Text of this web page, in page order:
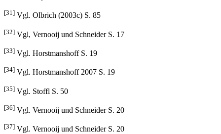
[30] Vernooij und Schneider S. 20
[31] Vgl. Olbrich (2003c) S. 85
[32] Vgl, Vernooij und Schneider S. 17
[33] Vgl. Horstmanshoff S. 19
[34] Vgl. Horstmanshoff 2007 S. 19
[35] Vgl. Stoffl S. 50
[36] Vgl. Vernooij und Schneider S. 20